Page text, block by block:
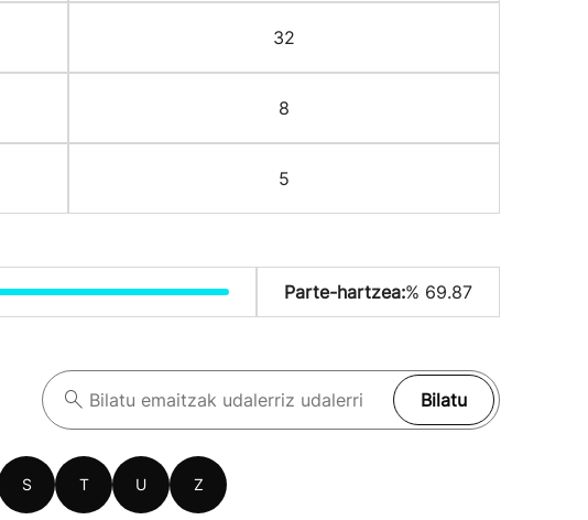
32
8
5
Parte-hartzea:% 69.87
Bilatu
S T U Z